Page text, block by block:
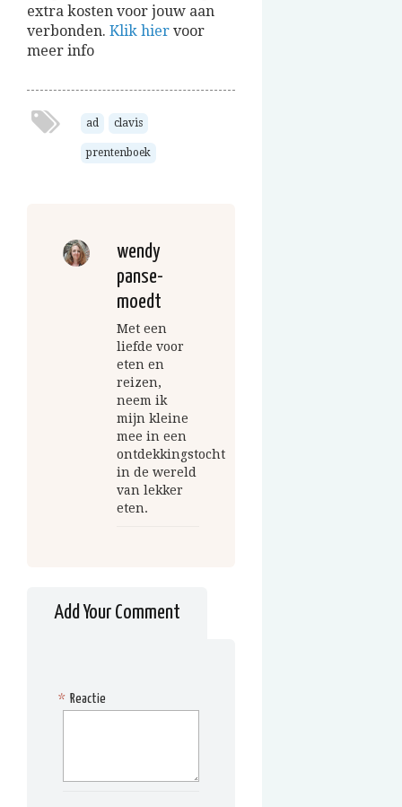
extra kosten voor jouw aan
verbonden. Klik hier voor
meer info
ad clavis
prentenboek
wendy
panse-
moedt
Met een
liefde voor
eten en
reizen,
neem ik
mijn kleine
mee in een
ontdekkingstocht
in de wereld
van lekker
eten.
Add Your Comment
Reactie
*